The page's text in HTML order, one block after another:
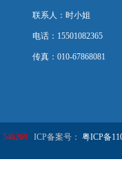
联系人：时小姐
电话：15501082365
传真：010-67868081
546269 ICP备案号： 粤ICP备